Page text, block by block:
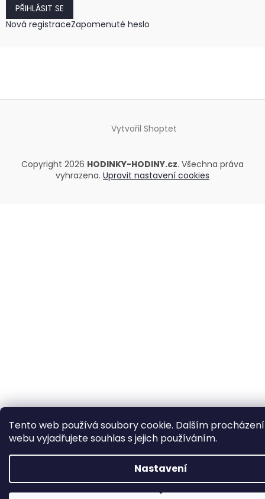
Tento web používá soubory cookie. Dalším
webu vyjadřujete souhlas s jejich používáním.
Nastavení
PŘIHLÁSIT SE
Nová registraceZapomenuté heslo
Vytvořil Shoptet
Copyright 2026 HODINKY-HODINY.cz. Všechna práva
vyhrazena. Upravit nastavení cookies